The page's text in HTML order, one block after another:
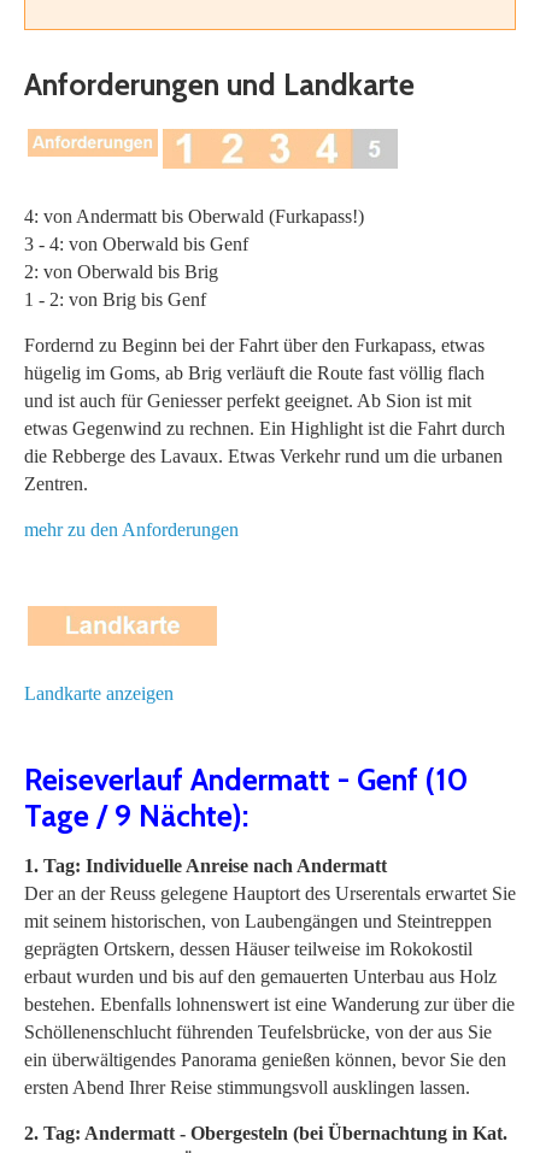
Anforderungen und Landkarte
4: von Andermatt bis Oberwald (Furkapass!)
3 - 4: von Oberwald bis Genf
2: von Oberwald bis Brig
1 - 2: von Brig bis Genf
Fordernd zu Beginn bei der Fahrt über den Furkapass, etwas
hügelig im Goms, ab Brig verläuft die Route fast völlig flach
und ist auch für Geniesser perfekt geeignet. Ab Sion ist mit
etwas Gegenwind zu rechnen. Ein Highlight ist die Fahrt durch
die Rebberge des Lavaux. Etwas Verkehr rund um die urbanen
Zentren.
mehr zu den Anforderungen
Landkarte anzeigen
Reiseverlauf Andermatt - Genf (10
Tage / 9 Nächte):
1. Tag: Individuelle Anreise nach Andermatt
Der an der Reuss gelegene Hauptort des Urserentals erwartet Sie
mit seinem historischen, von Laubengängen und Steintreppen
geprägten Ortskern, dessen Häuser teilweise im Rokokostil
erbaut wurden und bis auf den gemauerten Unterbau aus Holz
bestehen. Ebenfalls lohnenswert ist eine Wanderung zur über die
Schöllenenschlucht führenden Teufelsbrücke, von der aus Sie
ein überwältigendes Panorama genießen können, bevor Sie den
ersten Abend Ihrer Reise stimmungsvoll ausklingen lassen.
2. Tag: Andermatt - Obergesteln (bei Übernachtung in Kat.